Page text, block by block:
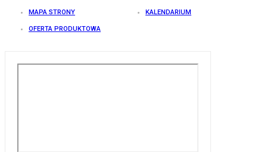
MAPA STRONY KALENDARIUM
OFERTA PRODUKTOWA